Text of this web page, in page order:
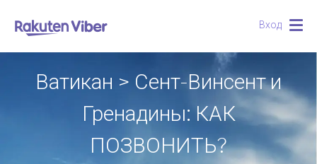
Вход
Ватикан > Сент-Винсент и
Гренадины: КАК
ПОЗВОНИТЬ?